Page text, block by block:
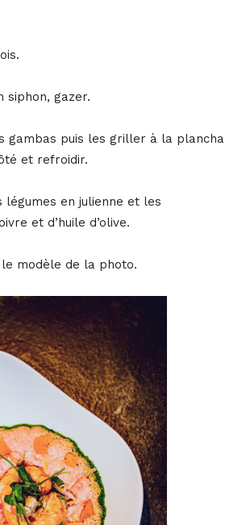
siphon, gazer.
gambas puis les griller à la plancha
et refroidir.
légumes en julienne et les
et d’huile d’olive.
modèle de la photo.